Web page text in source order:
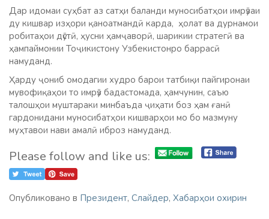
Дар идомаи суҳбат аз сатҳи баланди муносибатҳои имрӯзаи
ду кишвар изҳори қаноатмандӣ карда, ҳолат ва дурнамои
робитаҳои дӯстӣ, ҳусни ҳамҷаворӣ, шарикии стратегӣ ва
ҳампаймонии Тоҷикистону Узбекистонро баррасӣ
намуданд.
Ҳарду ҷониб омодагии худро барои татбиқи пайгиронаи
мувофиқаҳои то имрӯз бадастомада, ҳамчунин, саъю
талошҳои муштараки минбаъда ҷиҳати боз ҳам ғанӣ
гардонидани муносибатҳои кишварҳои мо бо мазмуну
муҳтавои нави амалӣ иброз намуданд.
Please follow and like us:
Опубликовано в Президент, Слайдер, Хабарҳои охирин